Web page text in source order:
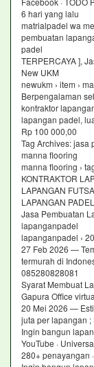
6 hari yang lalu
matrialpadel wa
pembuatan
padel
TERPERCAYA ],
New UKM
newukm › item ›
Berpengalaman
kontraktor
lapangan padel,
Rp 100 000,00
Tag Archives: jasa
manna flooring
manna flooring ›
KONTRAKTOR
LAPANGAN
LAPANGAN
Jasa Pembuatan
lapanganpadel
lapanganpadel ›
27 Feb 2026 —
termurah di
085280828081
Syarat Membuat
Gapura Office
20 Mei 2026 —
juta per lapangan
Ingin bangun
YouTube ·
280+ penayangan